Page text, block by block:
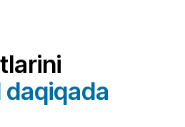
daqiqada